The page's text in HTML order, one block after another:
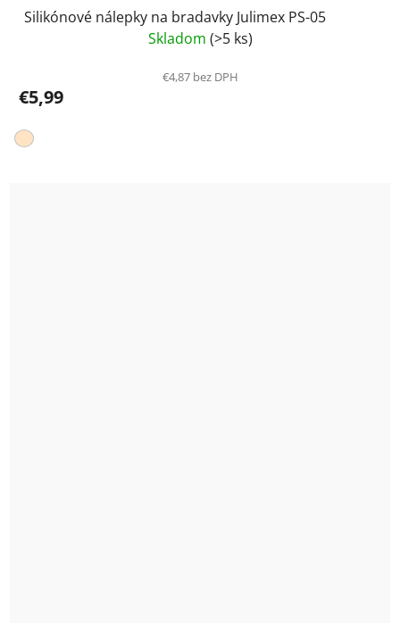
Silikónové nálepky na bradavky Julimex PS-05
Skladom (>5 ks)
€4,87 bez DPH
€5,99